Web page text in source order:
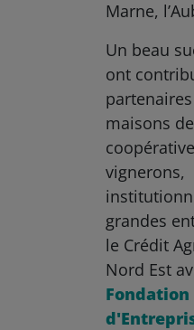
Marne,
Un beau
ont
maisons
vignerons,
grandes
le Crédit
Nord Est
Fondation